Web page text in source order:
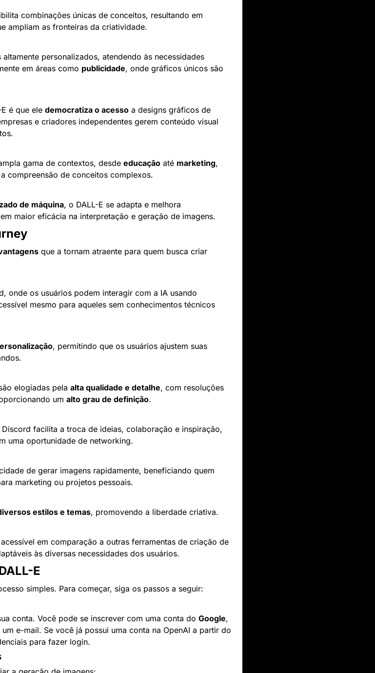
combinações únicas de conceitos, resultando em
ampliam as fronteiras da criatividade.
personalizados, atendendo às necessidades
em áreas como publicidade, onde gráficos únicos são
é que ele democratiza o acesso a designs gráficos de
e criadores independentes gerem conteúdo visual
gama de contextos, desde educação até marketing,
compreensão de conceitos complexos.
de máquina, o DALL-E se adapta e melhora
maior eficácia na interpretação e geração de imagens.
que a tornam atraente para quem busca criar
onde os usuários podem interagir com a IA usando
mesmo para aqueles sem conhecimentos técnicos
, permitindo que os usuários ajustem suas
elogiadas pela alta qualidade e detalhe, com resoluções
um alto grau de definição.
facilita a troca de ideias, colaboração e inspiração,
uma oportunidade de networking.
de gerar imagens rapidamente, beneficiando quem
marketing ou projetos pessoais.
estilos e temas, promovendo a liberdade criativa.
em comparação a outras ferramentas de criação de
às diversas necessidades dos usuários.
E
simples. Para começar, siga os passos a seguir:
conta. Você pode se inscrever com uma conta do Google
e-mail. Se você já possui uma conta na OpenAI a partir do
para fazer login.